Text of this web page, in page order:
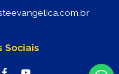
Sociais